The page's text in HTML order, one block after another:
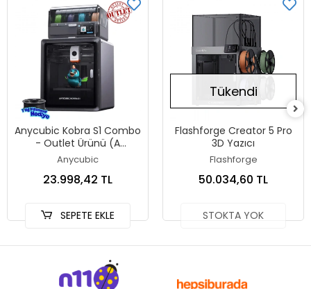
Anycubic Kobra S1 Combo
- Outlet Ürünü (A
Kondisyonlu)
Anycubic
23.998,42 TL
SEPETE EKLE
Tükendi
Flashforge Creator 5 Pro
3D Yazıcı
Flashforge
50.034,60 TL
STOKTA YOK